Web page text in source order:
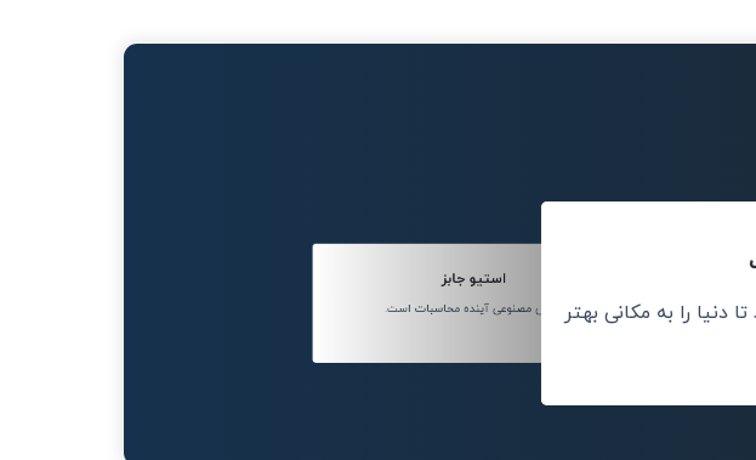
را به مکانی بهتر
استیو جابز
هوش مصنوعی آینده محاسبات است.